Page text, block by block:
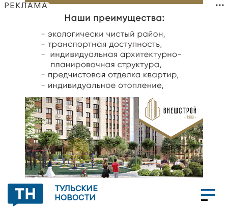
РЕКЛАМА
ТУЛЬСКИЕ
НОВОСТИ